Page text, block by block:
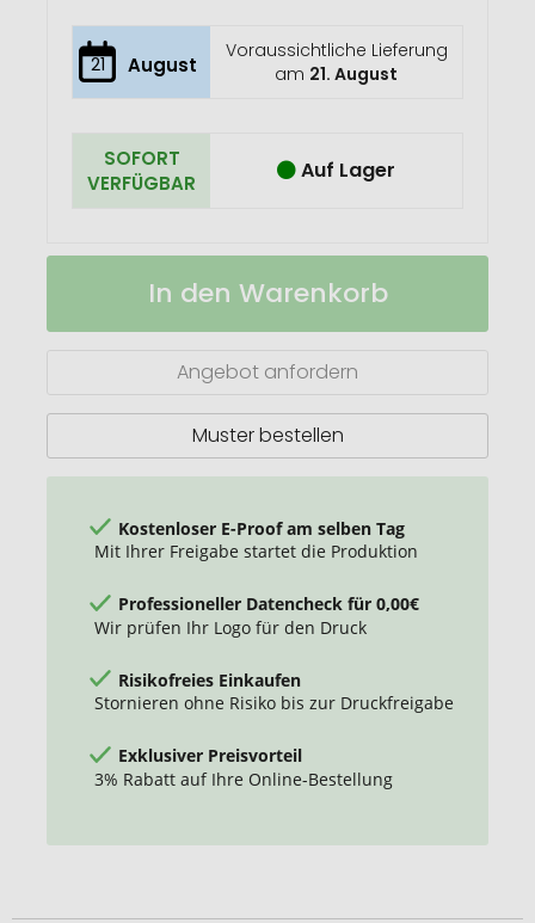
21 August
Voraussichtliche Lieferung
am 21. August
SOFORT
VERFÜGBAR
Auf Lager
Express
SPORT
Auf
In den Warenkorb
Angebot anfordern
Muster bestellen
Kostenloser E-Proof am selben Tag
Mit Ihrer Freigabe startet die Produktion
Professioneller Datencheck für 0,00€
Wir prüfen Ihr Logo für den Druck
Risikofreies Einkaufen
Stornieren ohne Risiko bis zur Druckfreigabe
Exklusiver Preisvorteil
3% Rabatt auf Ihre Online-Bestellung